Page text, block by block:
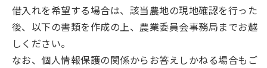
借入れを希望する場合は、該当農地の現地確認を行った
後、以下の書類を作成の上、農業委員会事務局までお越
しください。
なお、個人情報保護の関係からお答えしかねる場合もご